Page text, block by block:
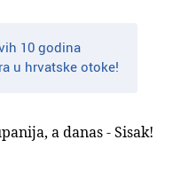
10 godina
u hrvatske otoke!
a danas - Sisak!